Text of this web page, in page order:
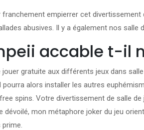
empierrer cet
abusives. Il y a également nos
accable t-il
gratuite aux différents jeux dans
alors installer les autres
spins. Votre divertissement de salle
dévoilé, mon métaphore joker du jeu